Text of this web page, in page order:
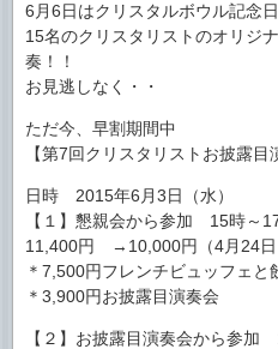
6月6日はクリスタルボウル記念日
15名のクリスタリストのオリジ
奏！！
お見逃しなく・・
ただ今、早割期間中
【第7回クリスタリストお披露
日時 2015年6月3日（水）
【１】懇親会から参加 15時～
11,400円 →10,000円（4月24日
＊7,500円フレンチビュッフェと
＊3,900円お披露目演奏会
【２】お披露目演奏会から参加